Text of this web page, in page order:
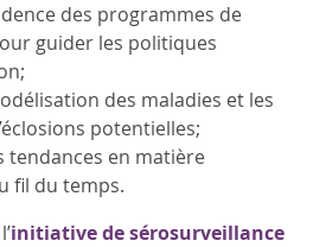
des programmes de
guider les politiques
des maladies et les
potentielles;
tendances en matière
fil du temps.
initiative de sérosurveillance